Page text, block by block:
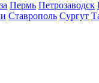
Пермь Петрозаводск
Ставрополь Сургут